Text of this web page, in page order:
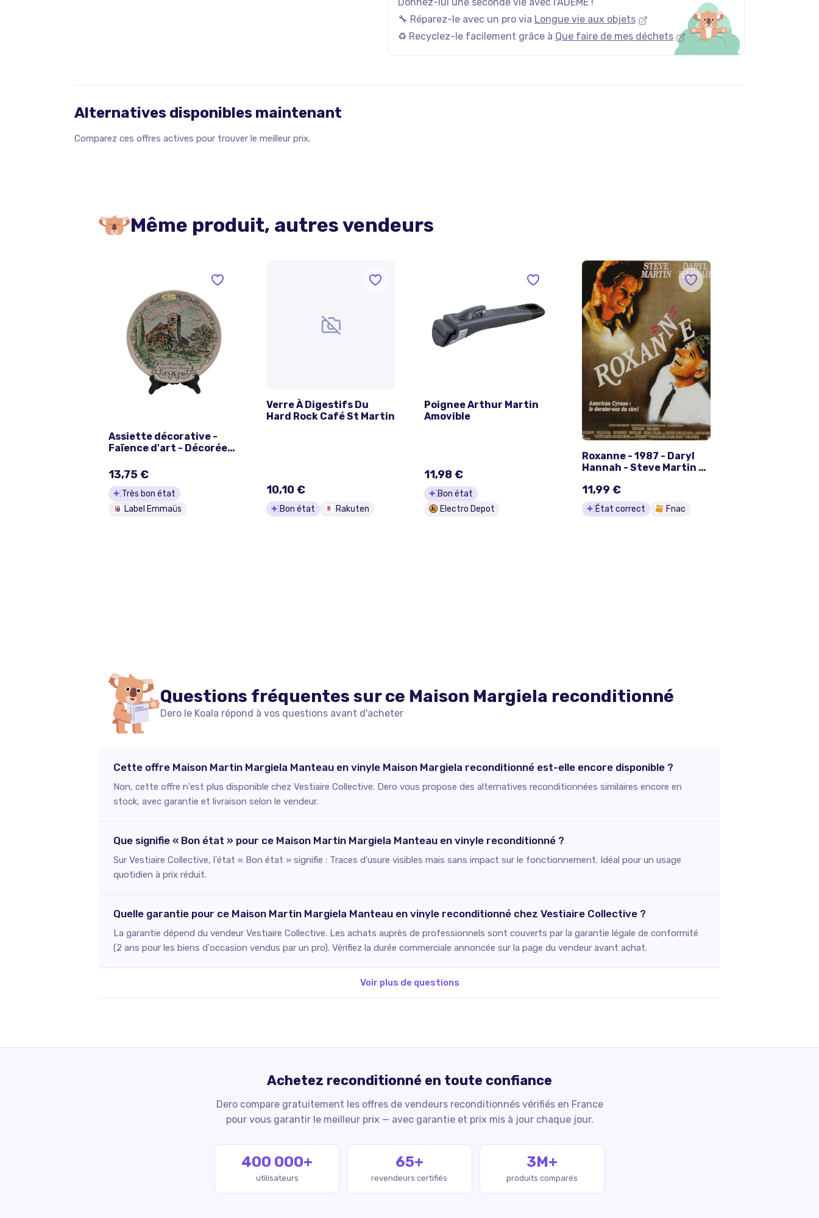
🔧 Réparez-le avec un pro via Longue vie aux objets
♻️ Recyclez-le facilement grâce à Que faire de mes déchets
Alternatives disponibles maintenant
Comparez ces offres actives pour trouver le meilleur prix.
Même produit, autres vendeurs
Assiette décorative -
Faïence d'art - Décorée
- Longwy- France
13,75 €
Très bon état
Label Emmaüs
Verre À Digestifs Du
Hard Rock Café St Martin
10,10 €
Bon état Rakuten
Poignee Arthur Martin
Amovible
11,98 €
Bon état
Electro Depot
Roxanne - 1987 - Daryl
Hannah - Steve Martin -
11,99 €
État correct Fnac
Questions fréquentes sur ce Maison Margiela reconditionné
Dero le Koala répond à vos questions avant d'acheter
Cette offre Maison Martin Margiela Manteau en vinyle Maison Margiela reconditionné est-elle encore disponible ?
Non, cette offre n'est plus disponible chez Vestiaire Collective. Dero vous propose des alternatives reconditionnées similaires encore en
stock, avec garantie et livraison selon le vendeur.
Que signifie « Bon état » pour ce Maison Martin Margiela Manteau en vinyle reconditionné ?
Sur Vestiaire Collective, l'état « Bon état » signifie : Traces d'usure visibles mais sans impact sur le fonctionnement. Idéal pour un usage
quotidien à prix réduit.
Quelle garantie pour ce Maison Martin Margiela Manteau en vinyle reconditionné chez Vestiaire Collective ?
La garantie dépend du vendeur Vestiaire Collective. Les achats auprès de professionnels sont couverts par la garantie légale de conformité
(2 ans pour les biens d'occasion vendus par un pro). Vérifiez la durée commerciale annoncée sur la page du vendeur avant achat.
Voir plus de questions
Achetez reconditionné en toute confiance
Dero compare gratuitement les offres de vendeurs reconditionnés vérifiés en France
pour vous garantir le meilleur prix — avec garantie et prix mis à jour chaque jour.
400 000+
utilisateurs
65+
revendeurs certifiés
3M+
produits comparés